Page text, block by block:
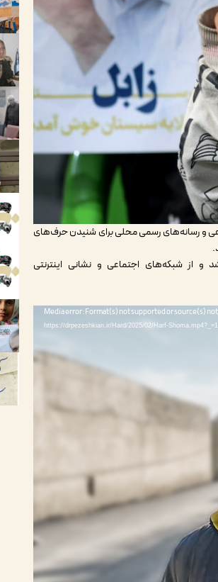
و رسانه‌های رسمی محلی برای شنیدن حرف‌های
و از شبکه‌های اجتماعی و نشانی اینترنتی
Media error: Format(s) not supported or source(s)